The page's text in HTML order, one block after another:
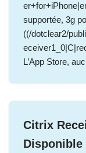
supportée, 3g
((/dotclear2/
L’App Store,
Citrix
Disponible